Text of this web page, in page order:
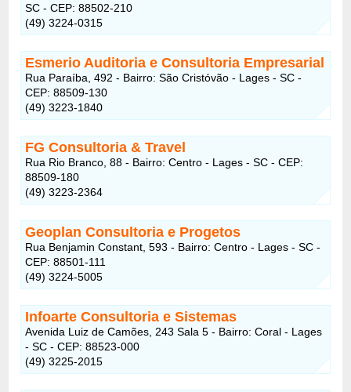
SC - CEP: 88502-210
(49) 3224-0315
Esmerio Auditoria e Consultoria Empresarial
Rua Paraíba, 492 - Bairro: São Cristóvão - Lages - SC -
CEP: 88509-130
(49) 3223-1840
FG Consultoria & Travel
Rua Rio Branco, 88 - Bairro: Centro - Lages - SC - CEP:
88509-180
(49) 3223-2364
Geoplan Consultoria e Progetos
Rua Benjamin Constant, 593 - Bairro: Centro - Lages - SC -
CEP: 88501-111
(49) 3224-5005
Infoarte Consultoria e Sistemas
Avenida Luiz de Camões, 243 Sala 5 - Bairro: Coral - Lages
- SC - CEP: 88523-000
(49) 3225-2015